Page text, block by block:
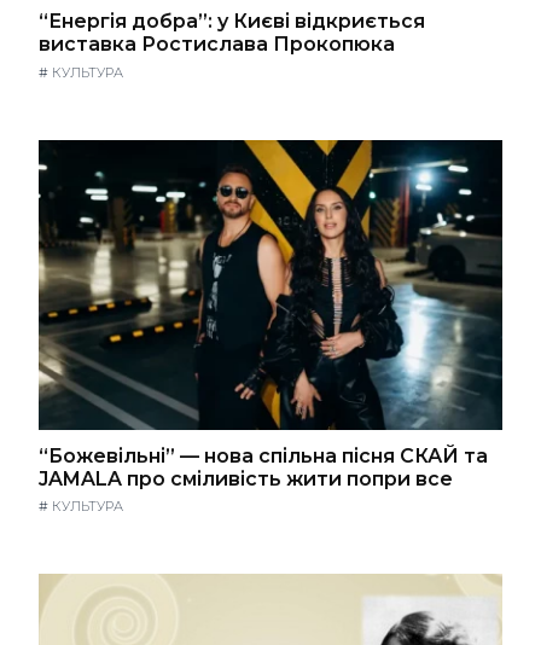
“Енергія добра”: у Києві відкриється
виставка Ростислава Прокопюка
# КУЛЬТУРА
“Божевільні” — нова спільна пісня СКАЙ та
JAMALA про сміливість жити попри все
# КУЛЬТУРА